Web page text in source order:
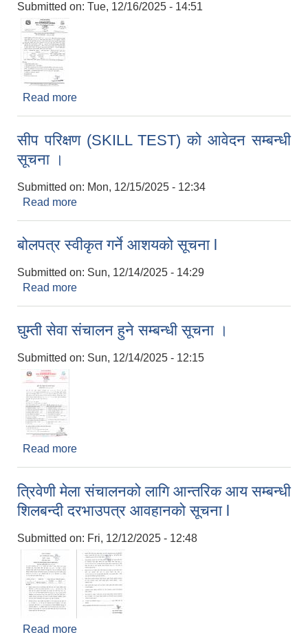
Submitted on: Tue, 12/16/2025 - 14:51
Read more
सीप परिक्षण (SKILL TEST) को आवेदन सम्बन्धी
सूचना ।
Submitted on: Mon, 12/15/2025 - 12:34
Read more
बोलपत्र स्वीकृत गर्ने आशयको सूचना l
Submitted on: Sun, 12/14/2025 - 14:29
Read more
घुम्ती सेवा संचालन हुने सम्बन्धी सूचना ।
Submitted on: Sun, 12/14/2025 - 12:15
Read more
त्रिवेणी मेला संचालनको लागि आन्तरिक आय सम्बन्धी
शिलबन्दी दरभाउपत्र आवहानको सूचना l
Submitted on: Fri, 12/12/2025 - 12:48
Read more